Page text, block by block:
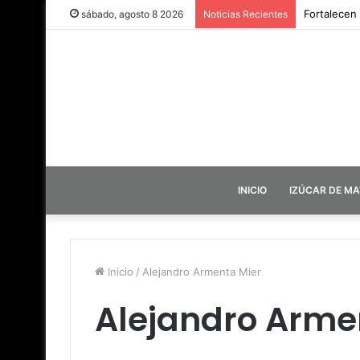
sábado, agosto 8 2026 Noticias Recientes
INICIO IZÚCAR DE
Inicio / Alejandro Armenta Mier
Alejandro